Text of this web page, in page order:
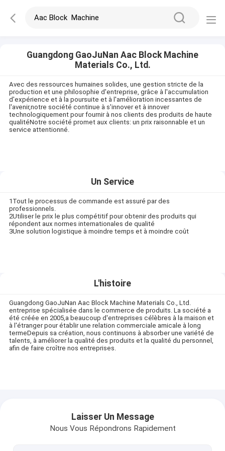
Guangdong GaoJuNan Aac Block Machine
Materials Co., Ltd.
Avec des ressources humaines solides, une gestion stricte de la
production et une philosophie d'entreprise, grâce à l'accumulation
d'expérience et à la poursuite et à l'amélioration incessantes de
l'avenir,notre société continue à s'innover et à innover
technologiquement pour fournir à nos clients des produits de haute
qualitéNotre société promet aux clients: un prix raisonnable et un
service attentionné.
Un Service
1Tout le processus de commande est assuré par des
professionnels.
2Utiliser le prix le plus compétitif pour obtenir des produits qui
répondent aux normes internationales de qualité
3Une solution logistique à moindre temps et à moindre coût
L'histoire
Guangdong GaoJuNan Aac Block Machine Materials Co., Ltd.
entreprise spécialisée dans le commerce de produits. La société a
été créée en 2005,a beaucoup d'entreprises célèbres à la maison et
à l'étranger pour établir une relation commerciale amicale à long
termeDepuis sa création, nous continuons à absorber une variété de
talents, à améliorer la qualité des produits et la qualité du personnel,
afin de faire croître nos entreprises.
Laisser Un Message
Nous Vous Répondrons Rapidement